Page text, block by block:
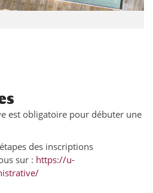
est obligatoire pour débuter une
des inscriptions
sur : https://u-